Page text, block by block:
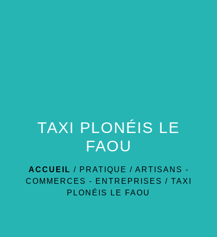
TAXI PLONÉIS LE
FAOU
ACCUEIL / PRATIQUE / ARTISANS -
COMMERCES - ENTREPRISES / TAXI
PLONÉIS LE FAOU